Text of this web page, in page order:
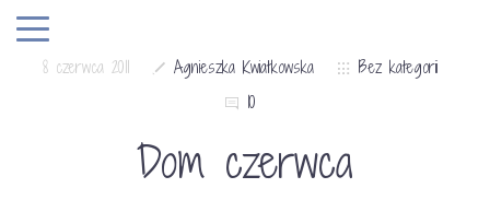
8 czerwca 2011 Agnieszka Kwiatkowska
Bez kategorii
10
Dom czerwca